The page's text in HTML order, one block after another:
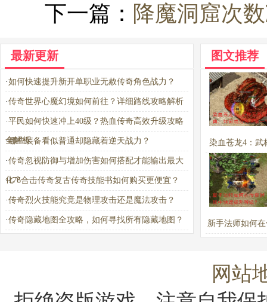
下一篇： 降魔洞窟次
最新更新
·如何快速提升新开单职业无赦传奇角色战力？
·传奇世界心魔幻境如何前往？详细路线攻略解析
·平民如何快速冲上40级？热血传奇高效升级攻略
全解析
·哪些装备看似普通却隐藏着逆天战力？
·传奇忽视防御与增加伤害如何搭配才能输出最大
化？
·176合击传奇复古传奇技能书如何购买更便宜？
·传奇烈火技能究竟是物理攻击还是魔法攻击？
·传奇隐藏地图全攻略，如何寻找所有隐藏地图？
图文推荐
染血苍龙4：武
宝典，如何成
一？
新手法师如何
网站